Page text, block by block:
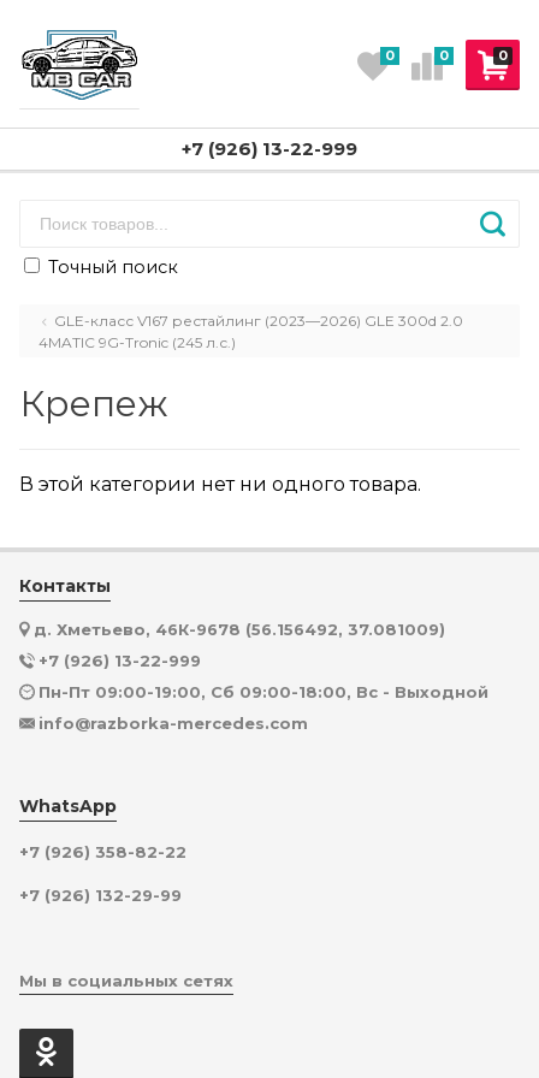
0
0 0
+7 (926) 13-22-999
Точный поиск
GLE-класс V167 рестайлинг (2023—2026) GLE 300d 2.0
4MATIC 9G-Tronic (245 л.с.)
Крепеж
В этой категории нет ни одного товара.
Контакты
д. Хметьево, 46К-9678 (56.156492, 37.081009)
+7 (926) 13-22-999
Пн-Пт 09:00-19:00, Сб 09:00-18:00, Вс - Выходной
info@razborka-mercedes.com
WhatsApp
+7 (926) 358-82-22
+7 (926) 132-29-99
Мы в социальных сетях